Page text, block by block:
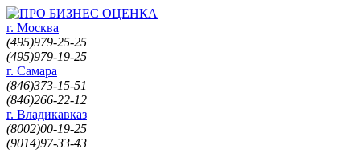
г. Москва
(495)979-25-25
(495)979-19-25
г. Самара
(846)373-15-51
(846)266-22-12
г. Владикавказ
(8002)00-19-25
(9014)97-33-43